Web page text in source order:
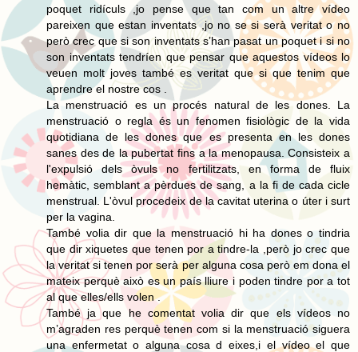
poquet ridículs ,jo pense que tan com un altre vídeo
pareixen que estan inventats ,jo no se si serà veritat o no
però crec que si son inventats s’han pasat un poquet i si no
son inventats tendríen que pensar que aquestos vídeos lo
veuen molt joves també es veritat que si que tenim que
aprendre el nostre cos .
La menstruació es un procés natural de les dones. La
menstruació o regla és un fenomen fisiològic de la vida
quotidiana de les dones que es presenta en les dones
sanes des de la pubertat fins a la menopausa. Consisteix a
l'expulsió dels òvuls no fertilitzats, en forma de fluix
hemàtic, semblant a pèrdues de sang, a la fi de cada cicle
menstrual. L'òvul procedeix de la cavitat uterina o úter i surt
per la vagina.
També volia dir que la menstruació hi ha dones o tindria
que dir xiquetes que tenen por a tindre-la ,però jo crec que
la veritat si tenen por serà per alguna cosa però em dona el
mateix perquè això es un país lliure i poden tindre por a tot
al que elles/ells volen .
També ja que he comentat volia dir que els vídeos no
m’agraden res perquè tenen com si la menstruació siguera
una enfermetat o alguna cosa d eixes,i el vídeo el que